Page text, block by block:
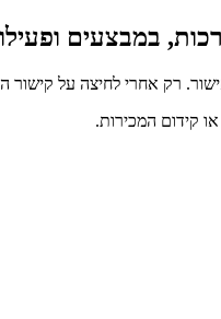
במבצעים
רק אחרי לחיצה על קישור
קידום המכירות.